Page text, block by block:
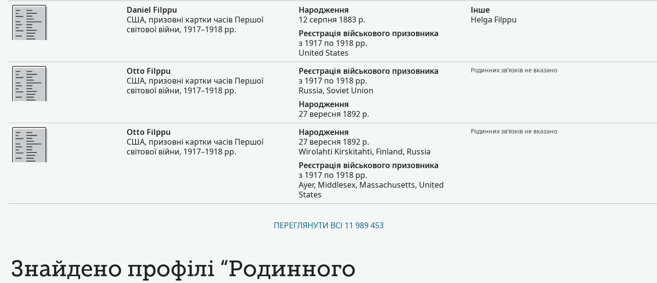
Більше
Daniel Filppu
США, призовні картки часів Першої
світової війни, 1917–1918 рр.
Народження
12 серпня 1883 р.
Реєстрація військового призовника
з 1917 по 1918 рр.
United States
Інше
Helga Filppu
Більше
Otto Filppu
США, призовні картки часів Першої
світової війни, 1917–1918 рр.
Реєстрація військового призовника
з 1917 по 1918 рр.
Russia, Soviet Union
Народження
27 вересня 1892 р.
Родинних зв’язків не вказано
Більше
Otto Filppu
США, призовні картки часів Першої
світової війни, 1917–1918 рр.
Народження
27 вересня 1892 р.
Wirolahti Kirskitahti, Finland, Russia
Реєстрація військового призовника
з 1917 по 1918 рр.
Ayer, Middlesex, Massachusetts, United
States
Родинних зв’язків не вказано
ПЕРЕГЛЯНУТИ ВСІ 11 989 453
Знайдено профілі “Родинного